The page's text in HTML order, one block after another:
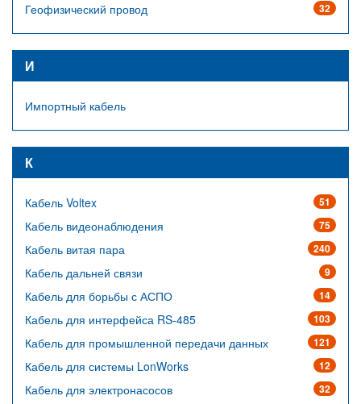
32
Геофизический провод
И
Импортный кабель
К
51
Кабель Voltex
75
Кабель видеонаблюдения
240
Кабель витая пара
9
Кабель дальней связи
14
Кабель для борьбы с АСПО
103
Кабель для интерфейса RS-485
121
Кабель для промышленной передачи данных
12
Кабель для системы LonWorks
32
Кабель для электронасосов